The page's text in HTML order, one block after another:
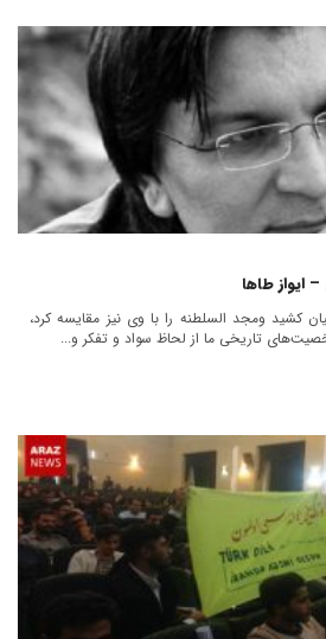
ایواز طاها
کشید ومجد السلطنه را با وی نیز مقایسه کرد،
تاریخی ما از لحاظ سواد و تفکر و...